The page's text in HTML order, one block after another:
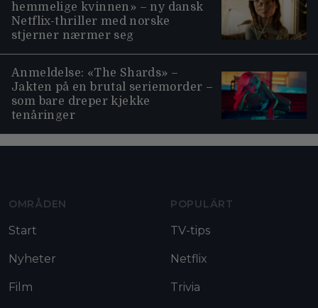
hemmelige kvinnen» – ny dansk
Netflix-thriller med norske
stjerner nærmer seg
Anmeldelse: «The Shards» –
Jakten på en brutal seriemorder –
som bare dreper kjekke
tenåringer
OMRÅDEN
Start
Nyheter
Film
POPULÄRT
TV-tips
Netflix
Trivia